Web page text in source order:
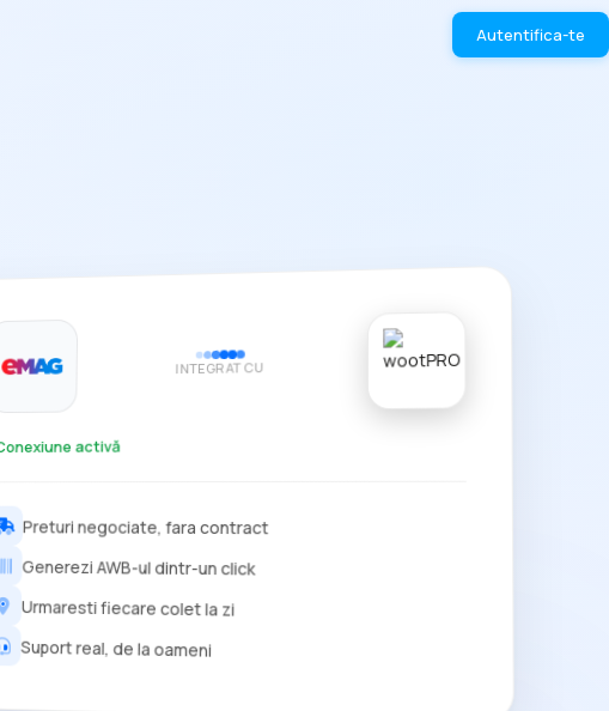
Autentifica-te
INTEGRAT CU
activă
Preturi negociate, fara contract
Generezi AWB-ul dintr-un click
Urmaresti fiecare colet la zi
Suport real, de la oameni